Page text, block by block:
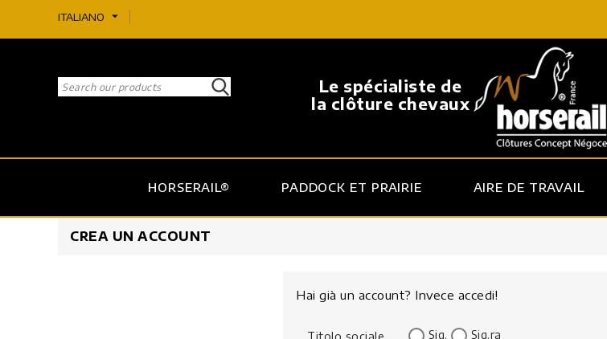
ITALIANO arrow_drop_down
Le spécialiste de
la clôture chevaux
HORSERAIL® PADDOCK ET PRAIRIE AIRE DE TRAVAIL
CREA UN ACCOUNT
Hai già un account? Invece accedi!
Titolo sociale Sig. Sig.ra